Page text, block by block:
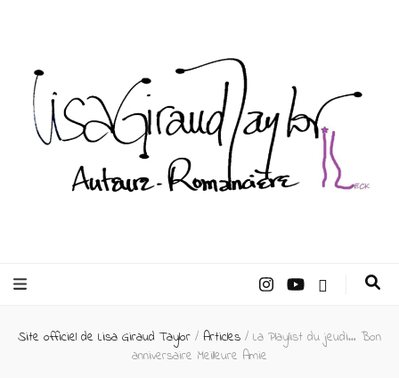
Taylor –
Site officiel de Lisa Giraud Taylor / Articles / La Playlist du jeudi… Bon
anniversaire Meilleure Amie